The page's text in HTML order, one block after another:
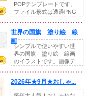
POPテンプレートです。
ファイル形式は透過PNG
世界の国旗 塗り絵 線
画
シンプルで使いやすい世
界の国旗 塗り絵 線画
のイラストです。画像デ
2026年★9月★おしゃ...